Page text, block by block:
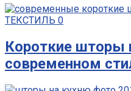
ТЕКСТИЛЬ 0
Короткие шторы
современном